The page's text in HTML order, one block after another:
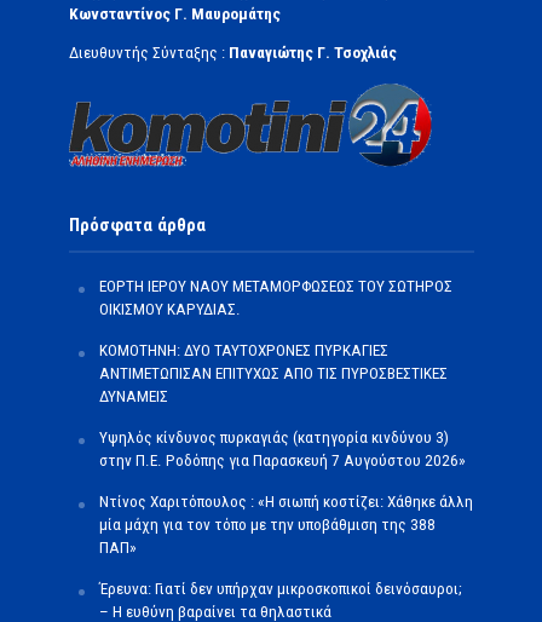
Κωνσταντίνος Γ. Μαυρομάτης
Διευθυντής Σύνταξης : Παναγιώτης Γ. Τσοχλιάς
Πρόσφατα άρθρα
ΕΟΡΤΗ ΙΕΡΟΥ ΝΑΟΥ ΜΕΤΑΜΟΡΦΩΣΕΩΣ ΤΟΥ ΣΩΤΗΡΟΣ
ΟΙΚΙΣΜΟΥ ΚΑΡΥΔΙΑΣ.
ΚΟΜΟΤΗΝΗ: ΔΥΟ ΤΑΥΤΟΧΡΟΝΕΣ ΠΥΡΚΑΓΙΕΣ
ΑΝΤΙΜΕΤΩΠΙΣΑΝ ΕΠΙΤΥΧΩΣ ΑΠΟ ΤΙΣ ΠΥΡΟΣΒΕΣΤΙΚΕΣ
ΔΥΝΑΜΕΙΣ
Υψηλός κίνδυνος πυρκαγιάς (κατηγορία κινδύνου 3)
στην Π.Ε. Ροδόπης για Παρασκευή 7 Αυγούστου 2026»
Ντίνος Χαριτόπουλος : «Η σιωπή κοστίζει: Χάθηκε άλλη
μία μάχη για τον τόπο με την υποβάθμιση της 388
ΠΑΠ»
Έρευνα: Γιατί δεν υπήρχαν μικροσκοπικοί δεινόσαυροι;
– Η ευθύνη βαραίνει τα θηλαστικά